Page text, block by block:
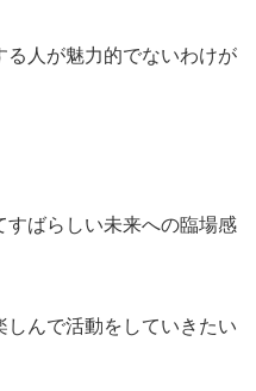
人が魅力的でないわけが
すばらしい未来への臨場感
んで活動をしていきたい